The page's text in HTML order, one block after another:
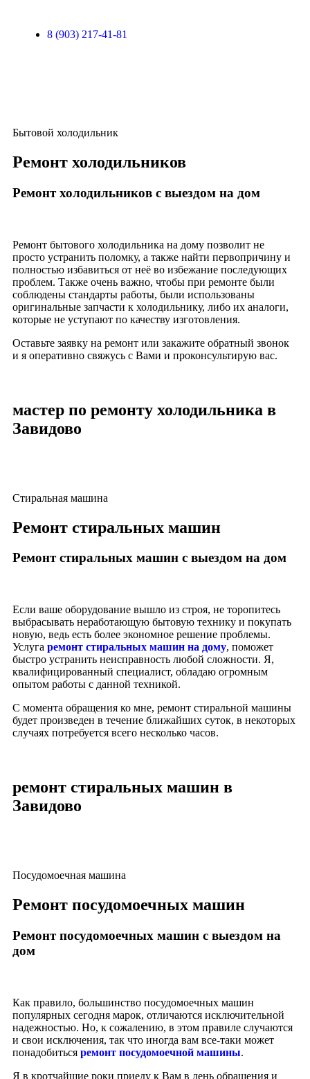
8 (903) 217-41-81
Бытовой холодильник
Ремонт холодильников
Ремонт холодильников с выездом на дом
Ремонт бытового холодильника на дому позволит не
просто устранить поломку, а также найти первопричину и
полностью избавиться от неё во избежание последующих
проблем. Также очень важно, чтобы при ремонте были
соблюдены стандарты работы, были использованы
оригинальные запчасти к холодильнику, либо их аналоги,
которые не уступают по качеству изготовления.
Оставьте заявку на ремонт или закажите обратный звонок
и я оперативно свяжусь с Вами и проконсультирую вас.
мастер по ремонту холодильника в
Завидово
Стиральная машина
Ремонт стиральных машин
Ремонт стиральных машин с выездом на дом
Если ваше оборудование вышло из строя, не торопитесь
выбрасывать неработающую бытовую технику и покупать
новую, ведь есть более экономное решение проблемы.
Услуга ремонт стиральных машин на дому, поможет
быстро устранить неисправность любой сложности. Я,
квалифицированный специалист, обладаю огромным
опытом работы с данной техникой.
С момента обращения ко мне, ремонт стиральной машины
будет произведен в течение ближайших суток, в некоторых
случаях потребуется всего несколько часов.
ремонт стиральных машин в
Завидово
Посудомоечная машина
Ремонт посудомоечных машин
Ремонт посудомоечных машин с выездом на
дом
Как правило, большинство посудомоечных машин
популярных сегодня марок, отличаются исключительной
надежностью. Но, к сожалению, в этом правиле случаются
и свои исключения, так что иногда вам все-таки может
понадобиться ремонт посудомоечной машины.
Я в кротчайшие роки приеду к Вам в день обращения и